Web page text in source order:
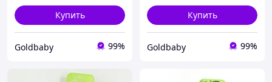
Купить
Goldbaby 99%
Купить
Goldbaby 99%